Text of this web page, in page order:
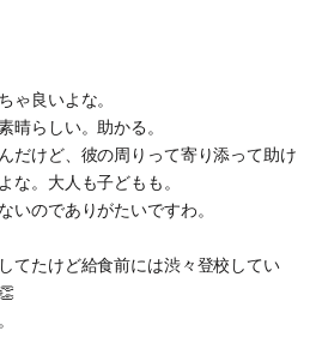
ゃ良いよな。
晴らしい。助かる。
だけど、彼の周りって寄り添って助け
な。大人も子どもも。
いのでありがたいですわ。
てたけど給食前には渋々登校してい